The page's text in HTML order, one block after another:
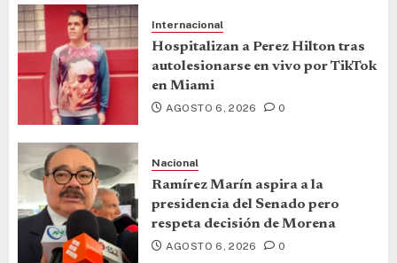
Internacional
Hospitalizan a Perez Hilton tras
autolesionarse en vivo por TikTok
en Miami
AGOSTO 6, 2026 0
Nacional
Ramírez Marín aspira a la
presidencia del Senado pero
respeta decisión de Morena
AGOSTO 6, 2026 0